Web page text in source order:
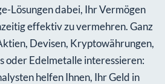
Lösungen dabei, Ihr Vermögen
effektiv zu vermehren. Ganz
Devisen, Kryptowährungen,
oder Edelmetalle interessieren:
helfen Ihnen, Ihr Geld in